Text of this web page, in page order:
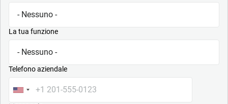
La tua funzione
Telefono aziendale